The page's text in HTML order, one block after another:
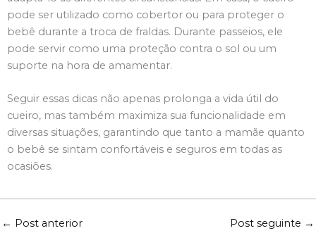
pode ser utilizado como cobertor ou para proteger o
bebê durante a troca de fraldas. Durante passeios, ele
pode servir como uma proteção contra o sol ou um
suporte na hora de amamentar.
Seguir essas dicas não apenas prolonga a vida útil do
cueiro, mas também maximiza sua funcionalidade em
diversas situações, garantindo que tanto a mamãe quanto
o bebê se sintam confortáveis e seguros em todas as
ocasiões.
← Post anterior Post seguinte →